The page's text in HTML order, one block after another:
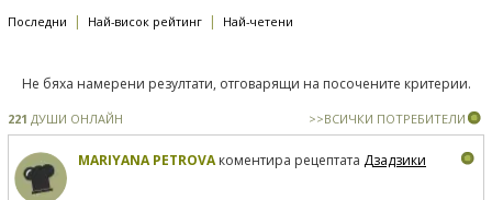
Последни | Най-висок рейтинг | Най-четени
Не бяха намерени резултати, отговарящи на посочените критерии.
221 ДУШИ ОНЛАЙН >>ВСИЧКИ ПОТРЕБИТЕЛИ
MARIYANA PETROVAкоментира рецептата Дзадзики